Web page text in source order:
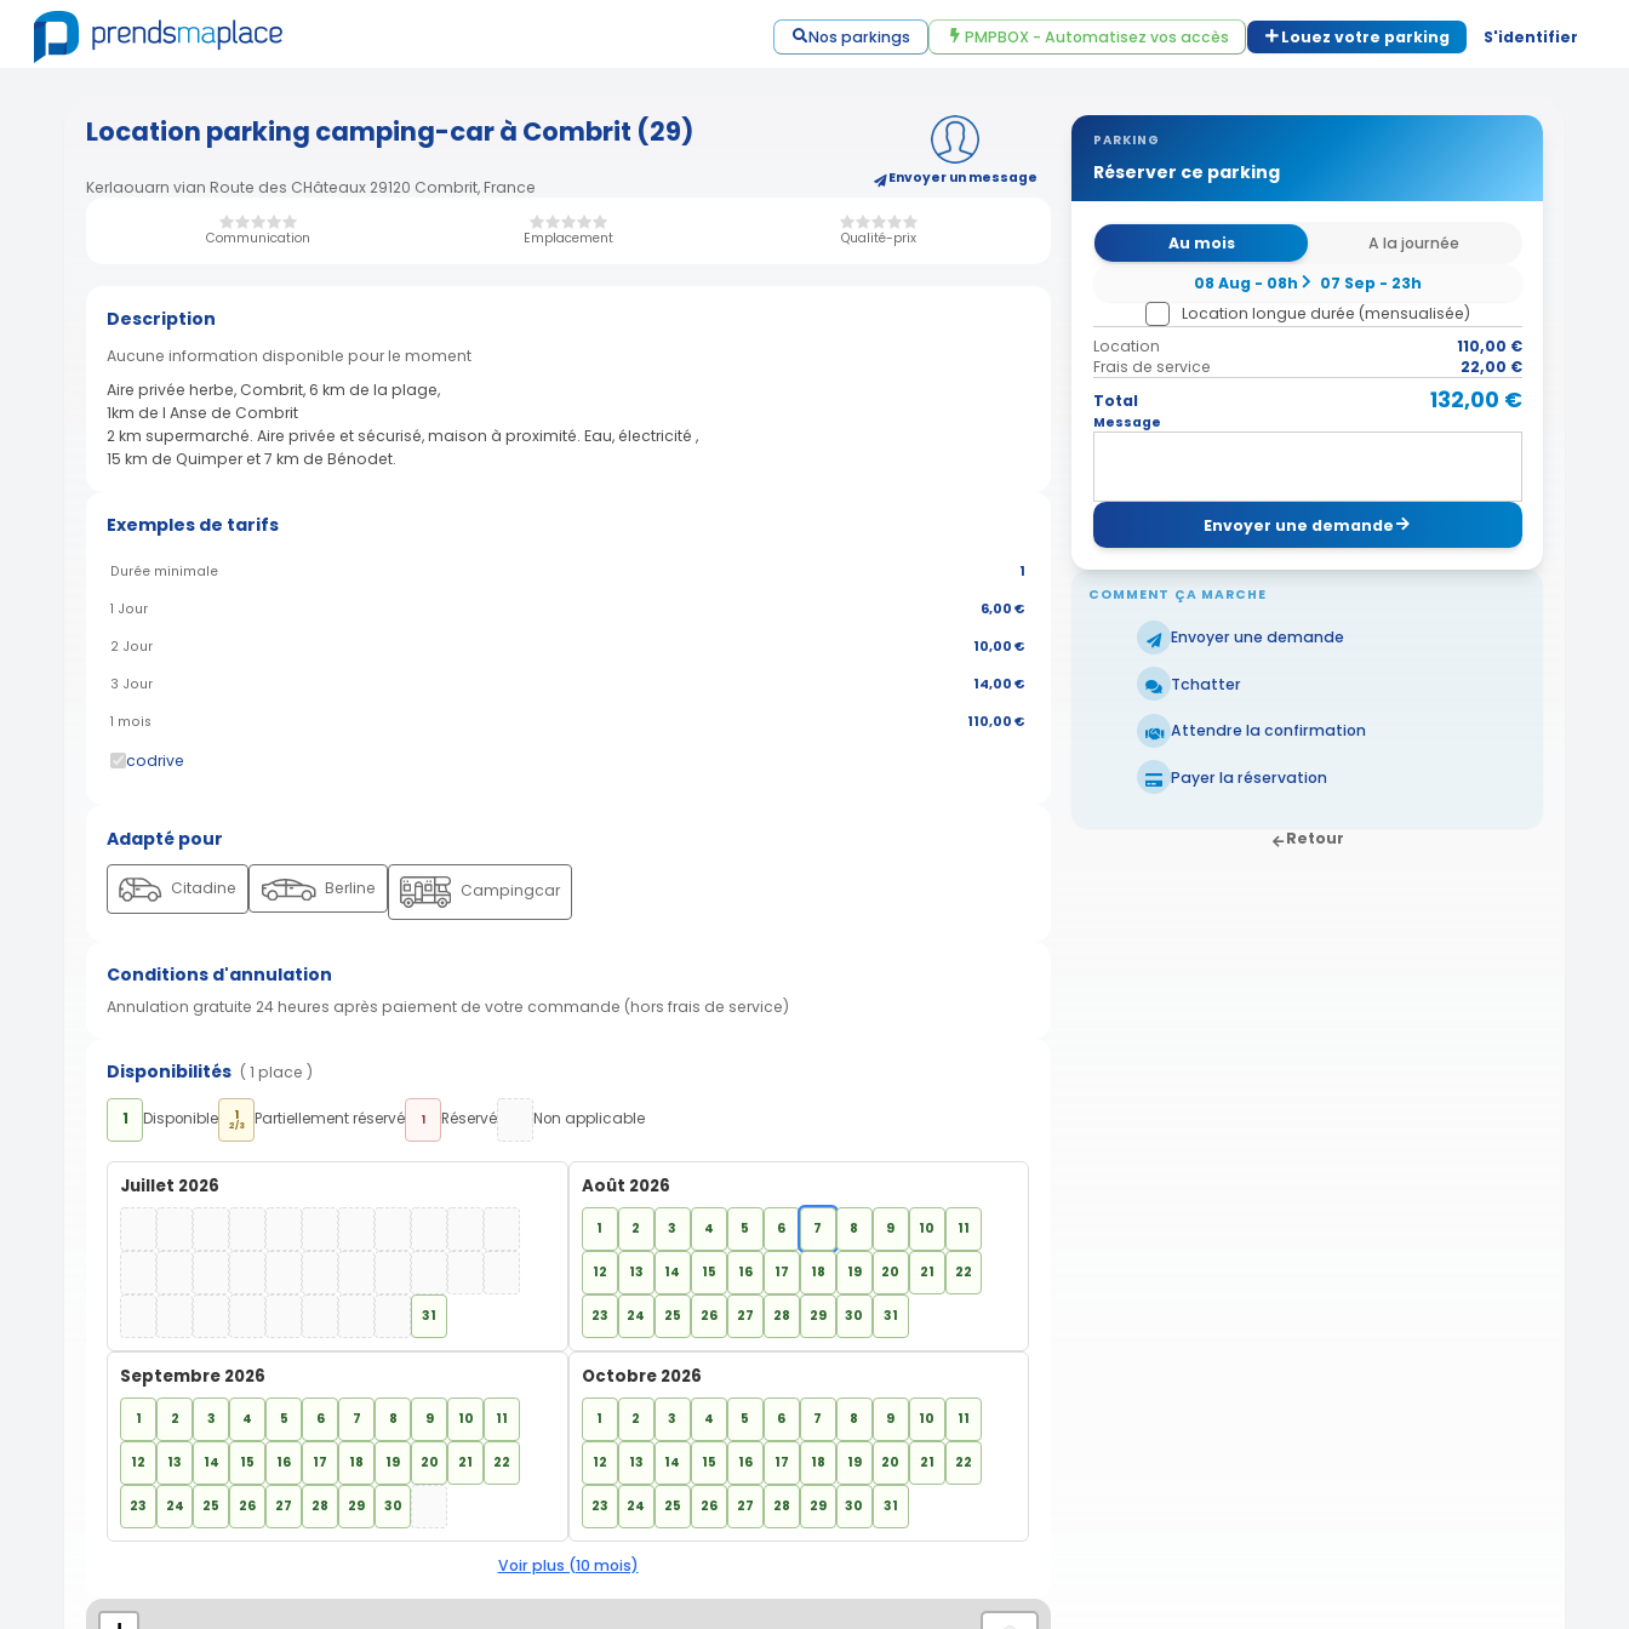
Nos parkings PMPBOX - Automatisez vos accès Louez votre parking S'identifier
Location parking camping-car à Combrit (29)
Kerlaouarn vian Route des CHâteaux 29120 Combrit, France Envoyer un message
Communication Emplacement Qualité-prix
PARKING
Réserver ce parking
Au mois
A la journée
08 Aug - 08h
07 Sep - 23h
Location longue durée (mensualisée)
Location
110,00 €
Frais de service
22,00 €
Total
132,00 €
Message
Envoyer une demande
COMMENT ÇA MARCHE
Envoyer une demande
Tchatter
Attendre la confirmation
Payer la réservation
Retour
Description
Aucune information disponible pour le moment
Aire privée herbe, Combrit, 6 km de la plage,
1km de l Anse de Combrit
2 km supermarché. Aire privée et sécurisé, maison à proximité. Eau, électricité ,
15 km de Quimper et 7 km de Bénodet.
Exemples de tarifs
Durée minimale 1
1 Jour 6,00 €
2 Jour 10,00 €
3 Jour 14,00 €
1 mois 110,00 €
codrive
Adapté pour
Citadine Berline Campingcar
Conditions d'annulation
Annulation gratuite 24 heures après paiement de votre commande (hors frais de service)
Disponibilités ( 1 place )
1 Disponible 1
2/3 Partiellement réservé 1 Réservé Non applicable
Juillet 2026
31
Août 2026
1 2 3 4 5 6 7 8 9 10 11
12 13 14 15 16 17 18 19 20 21 22
23 24 25 26 27 28 29 30 31
Septembre 2026
1 2 3 4 5 6 7 8 9 10 11
12 13 14 15 16 17 18 19 20 21 22
23 24 25 26 27 28 29 30
Octobre 2026
1 2 3 4 5 6 7 8 9 10 11
12 13 14 15 16 17 18 19 20 21 22
23 24 25 26 27 28 29 30 31
Voir plus (10 mois)